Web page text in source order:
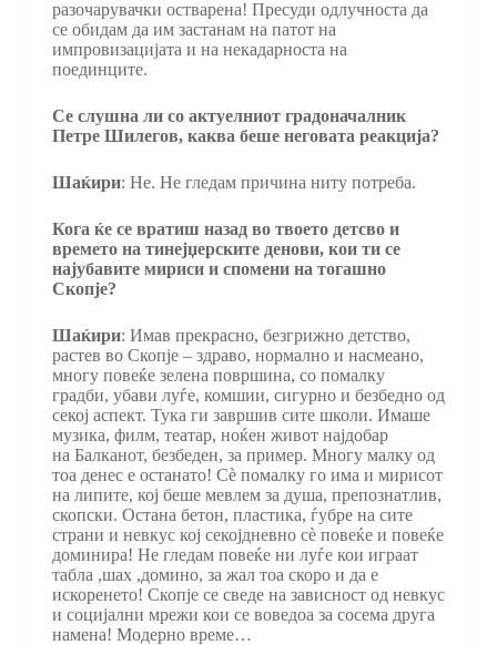
разочарувачки остварена! Пресуди одлучноста да
се обидам да им застанам на патот на
импровизацијата и на некадарноста на
поединците.
Се слушна ли со актуелниот градоначалник
Петре Шилегов, каква беше неговата реакција?
Шаќири: Не. Не гледам причина ниту потреба.
Кога ќе се вратиш назад во твоето детсво и
времето на тинејџерските денови, кои ти се
најубавите мириси и спомени на тогашно
Скопје?
Шаќири: Имав прекрасно, безгрижно детство,
растев во Скопје – здраво, нормално и насмеано,
многу повеќе зелена површина, со помалку
градби, убави луѓе, комшии, сигурно и безбедно од
секој аспект. Тука ги завршив сите школи. Имаше
музика, филм, театар, ноќен живот најдобар
на Балканот, безбеден, за пример. Многу малку од
тоа денес е останато! Сè помалку го има и мирисот
на липите, кој беше мевлем за душа, препознатлив,
скопски. Остана бетон, пластика, ѓубре на сите
страни и невкус кој секојдневно сè повеќе и повеќе
доминира! Не гледам повеќе ни луѓе кои играат
табла ,шах ,домино, за жал тоа скоро и да е
искоренето! Скопје се сведе на зависност од невкус
и социјални мрежи кои се воведоа за сосема друга
намена! Модерно време…